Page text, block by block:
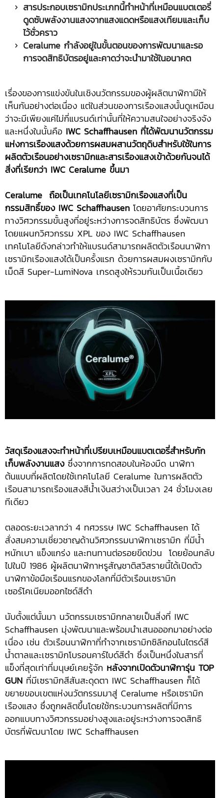
สารประกอบเซรามิกประเภทนี้ทำหน้าที่เหมือนแบตเตอรี่
ดูดซับพลังงานแสงจากแสงแดดหรือแสงเทียมและเก็บ
ไว้ชั่วคราว
Ceralume กำลังอยู่ในขั้นตอนของการพัฒนาและรอ
การจดสิทธิบัตรอยู่และคาดว่าจะนำมาใช้ในอนาคต
เรื่องของการแข่งขันในเชิงนวัตกรรมของผู้ผลิตนาฬิกามีให้
เห็นกันอย่างต่อเนื่อง แต่ในส่วนของการเรืองแสงนั้นดูเหมือน
ว่าจะมีเพียงแค่ไม่กี่แบรนด์เท่านั้นที่ให้ความสนใจอย่างจริงจัง
และหนึ่งในนั้นคือ IWC Schaffhausen ที่ได้พัฒนานวัตกรรม
แห่งการเรืองแสงด้วยการผสมผสานวัตถุดิบสำหรับใช้ในการ
ผลิตตัวเรือนอย่างเซรามิกและสารเรืองแสงเข้าด้วยกันจนได้
สิ่งที่เรียกว่า IWC Ceralume ขึ้นมา
Ceralume ถือเป็นเทคโนโลยีเซรามิกเรืองแสงที่เป็น
กรรมสิทธิ์ของ IWC Schaffhausen โดยอาศัยกระบวนการ
ทางวิศวกรรมขั้นสูงที่อยู่ระหว่างการจดสิทธิบัตร ซึ่งพัฒนา
โดยแผนกวิศวกรรม XPL ของ IWC Schaffhausen
เทคโนโลยีดังกล่าวทำให้แบรนด์สามารถผลิตตัวเรือนนาฬิกา
เซรามิกเรืองแสงได้เป็นครั้งแรก ด้วยการผสมผงเซรามิกกับ
เม็ดสี Super-LumiNova เกรดสูงให้รวมกันเป็นเนื้อเดียว
วัสดุเรืองแสงจะทำหน้าที่เปรียบเหมือนแบตเตอรี่สำหรับกัก
เก็บพลังงานแสงซึ่งจากการทดสอบในห้องมืด นาฬิกา
ต้นแบบที่ผลิตโดยใช้เทคโนโลยี Ceralume ในการผลิตตัว
เรือนสามารถเรืองแสงสีน้ำเงินสว่างเป็นเวลา 24 ชั่วโมงเลย
ทีเดียว
ตลอดระยะเวลากว่า 4 ทศวรรษ IWC Schaffhausen ได้
สั่งสมความเชี่ยวชาญด้านวิศวกรรมนาฬิกาเซรามิก ที่มีน้ำ
หนักเบา แข็งแกร่ง และทนทานต่อรอยขีดข่วน โดยย้อนกลับ
ไปในปี 1986 ผู้ผลิตนาฬิกาหรูสัญชาติสวิสรายนี้ได้เปิดตัว
นาฬิกาข้อมือเรือนแรกของโลกที่มีตัวเรือนเซรามิก
เซอร์โคเนียมออกไซด์สีดำ
นับตั้งแต่นั้นมา นวัตกรรมเซรามิกกลายเป็นสิ่งที่ IWC
Schaffhausen มุ่งพัฒนาและพร้อมนำเสนอออกมาอย่างต่อ
เนื่อง เช่น ตัวเรือนนาฬิกาที่ทำจากเซรามิกซิลิกอนไนไตรด์สี
น้ำตาลและเซรามิกโบรอนคาร์ไบด์สีดำ ซึ่งเป็นหนึ่งในสารที่
แข็งที่สุดเท่าที่มนุษย์เคยรู้จัก หลังจากเปิดตัวนาฬิการุ่น TOP
GUN ที่มีเซรามิกสีสันสะดุดตา IWC Schaffhausen ก็ได้
ขยายขอบเขตแห่งนวัตกรรมมาสู่ Ceralume หรือเซรามิก
เรืองแสง ซึ่งถูกผลิตขึ้นโดยใช้กระบวนการผลิตที่มีการ
ออกแบบทางวิศวกรรมอย่างสูงและอยู่ระหว่างการจดสิทธิ
บัตรที่พัฒนาโดย IWC Schaffhausen